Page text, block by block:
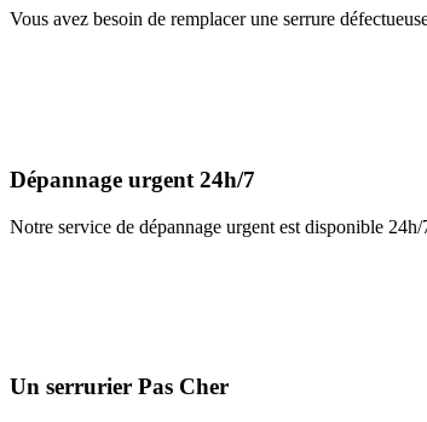
Vous avez besoin de remplacer une serrure
Dépannage urgent 24h/7
Notre service de dépannage urgent est disponible
Un serrurier Pas Cher